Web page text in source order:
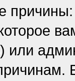
или